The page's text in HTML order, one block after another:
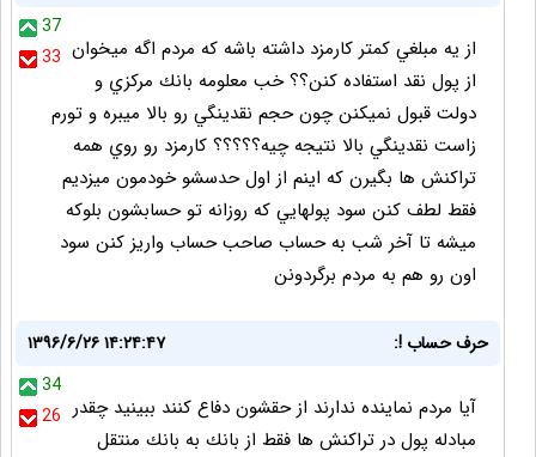
37
33 از يه مبلغي كمتر كارمزد داشته باشه كه مردم اگه ميخوان
از پول نقد استفاده كنن؟؟ خب معلومه بانك مركزي و
دولت قبول نميكنن چون حجم نقدينگي رو بالا ميبره و تورم
زاست نقدينگي بالا نتيجه چيه؟؟؟؟؟ كارمزد رو روي همه
تراكنش ها بگيرن كه اينم از اول حدسشو خودمون ميزديم
فقط لطف كنن سود پولهايي كه روزانه تو حسابشون بلوكه
ميشه تا آخر شب به حساب صاحب حساب واريز كنن سود
اون رو هم به مردم برگردونن
حرف حساب !:
۱۳۹۶/۶/۲۶ ۱۴:۲۴:۴۷
34
26 آيا مردم نماينده ندارند از حقشون دفاع كنند ببينيد چقدر
مبادله پول در تراكنش ها فقط از بانك به بانك منتقل